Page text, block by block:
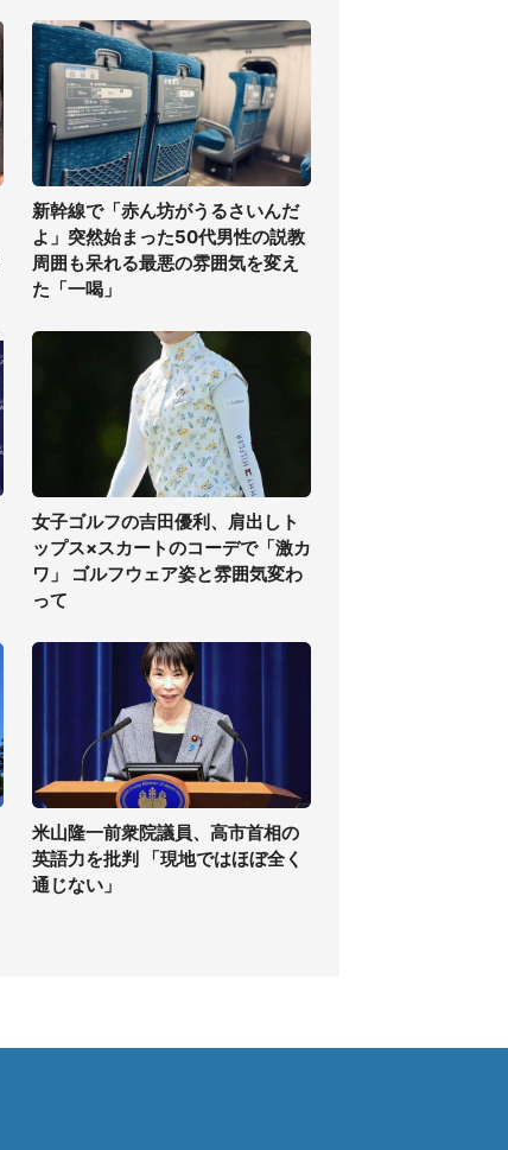
新幹線で「赤ん坊がうるさいんだ
よ」突然始まった50代男性の説教
周囲も呆れる最悪の雰囲気を変え
た「一喝」
女子ゴルフの吉田優利、肩出しト
ップス×スカートのコーデで「激カ
ワ」 ゴルフウェア姿と雰囲気変わ
って
米山隆一前衆院議員、高市首相の
英語力を批判 「現地ではほぼ全く
通じない」